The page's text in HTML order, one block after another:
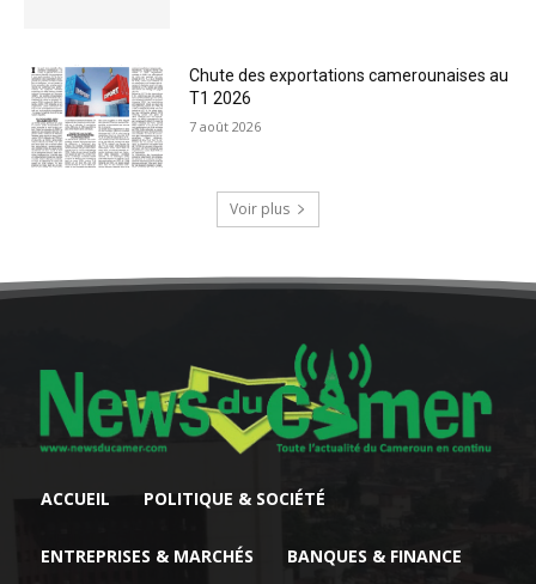
Chute des exportations camerounaises au
T1 2026
7 août 2026
Voir plus
ACCUEIL POLITIQUE & SOCIÉTÉ
ENTREPRISES & MARCHÉS BANQUES & FINANCE